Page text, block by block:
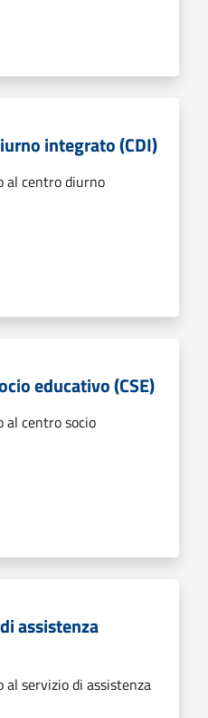
integrato (CDI)
al centro diurno
educativo (CSE)
al centro socio
assistenza
al servizio di assistenza